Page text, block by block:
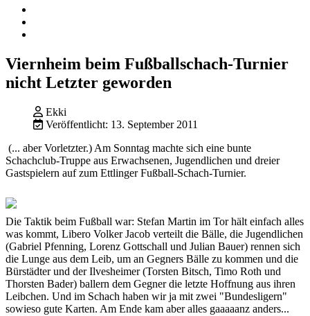
Viernheim beim Fußballschach-Turnier
nicht Letzter geworden
Ekki
Veröffentlicht: 13. September 2011
(... aber Vorletzter.) Am Sonntag machte sich eine bunte
Schachclub-Truppe aus Erwachsenen, Jugendlichen und dreier
Gastspielern auf zum Ettlinger Fußball-Schach-Turnier.
Die Taktik beim Fußball war: Stefan Martin im Tor hält einfach alles
was kommt, Libero Volker Jacob verteilt die Bälle, die Jugendlichen
(Gabriel Pfenning, Lorenz Gottschall und Julian Bauer) rennen sich
die Lunge aus dem Leib, um an Gegners Bälle zu kommen und die
Bürstädter und der Ilvesheimer (Torsten Bitsch, Timo Roth und
Thorsten Bader) ballern dem Gegner die letzte Hoffnung aus ihren
Leibchen. Und im Schach haben wir ja mit zwei "Bundesligern"
sowieso gute Karten. Am Ende kam aber alles gaaaaanz anders...